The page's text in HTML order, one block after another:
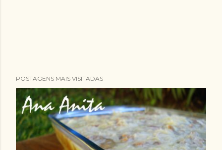
POSTAGENS MAIS VISITADAS